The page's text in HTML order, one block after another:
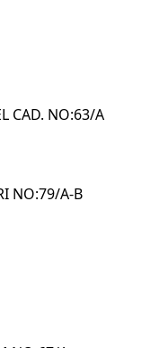
CAD. NO:63/A
NO:79/A-B